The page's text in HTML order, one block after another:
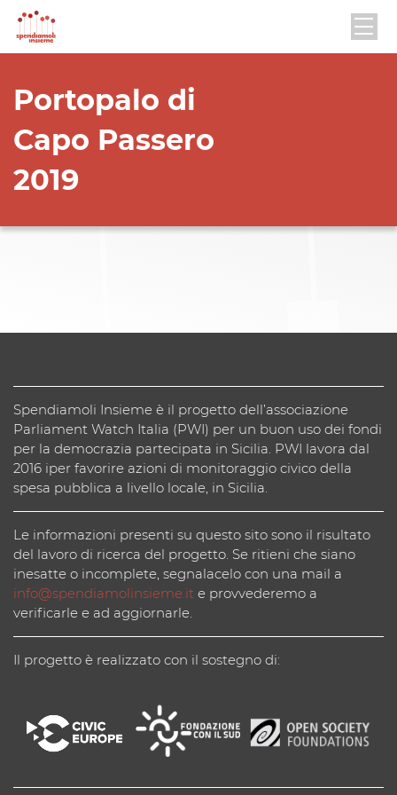
Portopalo di
Capo Passero
2019
Spendiamoli Insieme è il progetto dell’associazione
Parliament Watch Italia (PWI) per un buon uso dei fondi
per la democrazia partecipata in Sicilia. PWI lavora dal
2016 iper favorire azioni di monitoraggio civico della
spesa pubblica a livello locale, in Sicilia.
Le informazioni presenti su questo sito sono il risultato
del lavoro di ricerca del progetto. Se ritieni che siano
inesatte o incomplete, segnalacelo con una mail a
info@spendiamolinsieme.it e provvederemo a
verificarle e ad aggiornarle.
Il progetto è realizzato con il sostegno di: